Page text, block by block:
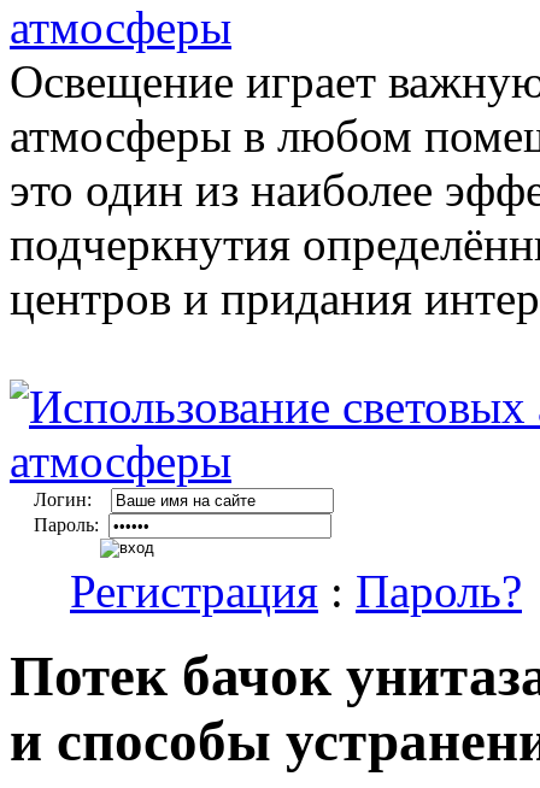
атмосферы
Освещение играет
атмосферы в любом
это один из наиболее
подчеркнутия
центров и придания
Логин:
Пароль:
Регистрация : Пароль?
Потек бачок
и способы